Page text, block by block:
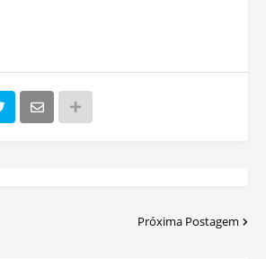
Próxima Postagem